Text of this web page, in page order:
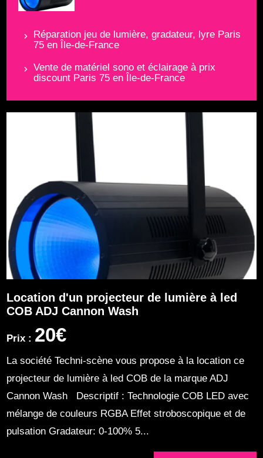
Réparation jeu de lumière, gradateur, lyre Paris
75 en Île-de-France
Vente de matériel sono et éclairage à prix
discount Paris 75 en Île-de-France
Location d'un projecteur de lumière à led
COB ADJ Cannon Wash
Prix : 20€
La société Techni-scène vous propose à la location ce
projecteur de lumière à led COB de la marque ADJ
Cannon Wash Descriptif : Technologie COB LED avec
mélange de couleurs RGBA Effet stroboscopique et de
pulsation Gradateur: 0-100% 5...